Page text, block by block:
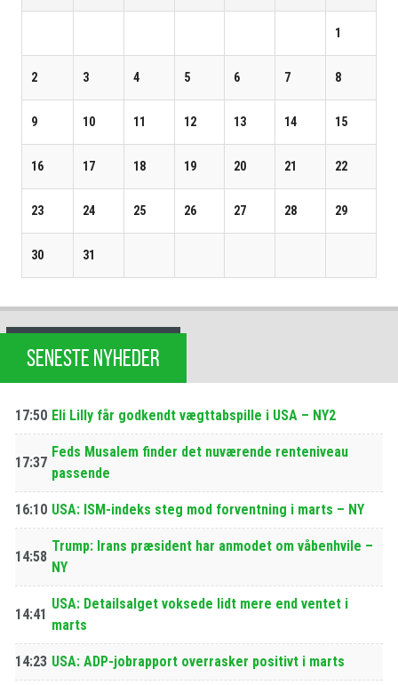
1
2 3 4 5 6 7 8
9 10 11 12 13 14 15
16 17 18 19 20 21 22
23 24 25 26 27 28 29
30 31
SENESTE NYHEDER
17:50 Eli Lilly får godkendt vægttabspille i USA – NY2
17:37
Feds Musalem finder det nuværende renteniveau
passende
16:10 USA: ISM-indeks steg mod forventning i marts – NY
14:58
Trump: Irans præsident har anmodet om våbenhvile –
NY
14:41
USA: Detailsalget voksede lidt mere end ventet i
marts
14:23 USA: ADP-jobrapport overrasker positivt i marts